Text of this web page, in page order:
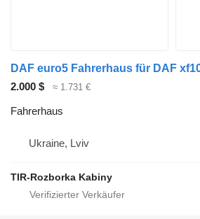
DAF euro5 Fahrerhaus für DAF
2.000 $
≈ 1.731 €
Fahrerhaus
Ukraine, Lviv
TIR-Rozborka Kabiny